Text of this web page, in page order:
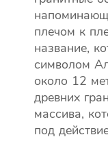
плечом к
название,
символом
около 12
древних
массива,
под